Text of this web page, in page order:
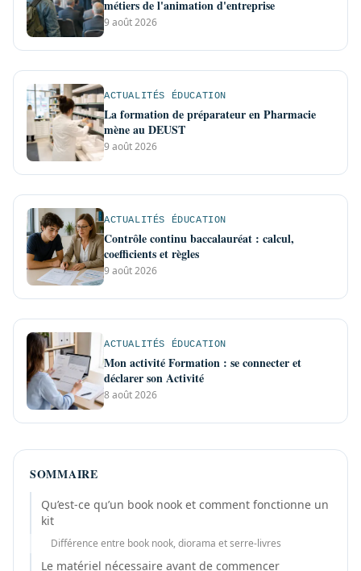
métiers de l'animation d'entreprise
9 août 2026
ACTUALITÉS ÉDUCATION
La formation de préparateur en Pharmacie
mène au DEUST
9 août 2026
ACTUALITÉS ÉDUCATION
Contrôle continu baccalauréat : calcul,
coefficients et règles
9 août 2026
ACTUALITÉS ÉDUCATION
Mon activité Formation : se connecter et
déclarer son Activité
8 août 2026
SOMMAIRE
Qu’est-ce qu’un book nook et comment fonctionne un
kit
Différence entre book nook, diorama et serre-livres
Le matériel nécessaire avant de commencer